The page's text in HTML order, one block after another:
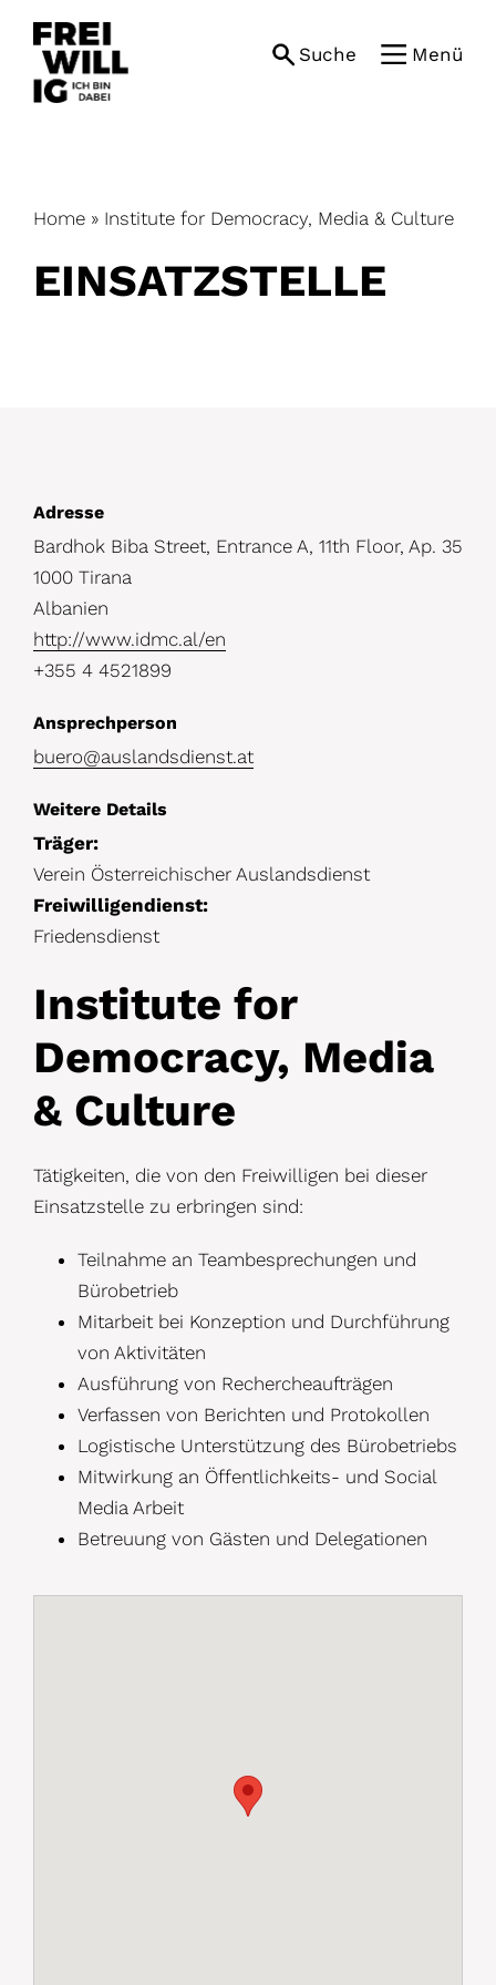
content
Suche Menü
Home » Institute for Democracy, Media & Culture
EINSATZ­STELLE
D
e
t
a
i
s
Adresse
Bardhok Biba Street, Entrance A, 11th Floor, Ap. 35
1000 Tirana
Albanien
http://www.idmc.al/en
+355 4 4521899
Ansprechperson
buero@auslandsdienst.at
Weitere Details
Träger:
Verein Österreichischer Auslandsdienst
Freiwilligendienst:
Friedensdienst
Institute for
Democracy, Media
& Culture
Tätigkeiten, die von den Freiwilligen bei dieser
Einsatzstelle zu erbringen sind:
Teilnahme an Teambesprechungen und
Bürobetrieb
Mitarbeit bei Konzeption und Durchführung
von Aktivitäten
Ausführung von Rechercheaufträgen
Verfassen von Berichten und Protokollen
Logistische Unterstützung des Bürobetriebs
Mitwirkung an Öffentlichkeits- und Social
Media Arbeit
Betreuung von Gästen und Delegationen